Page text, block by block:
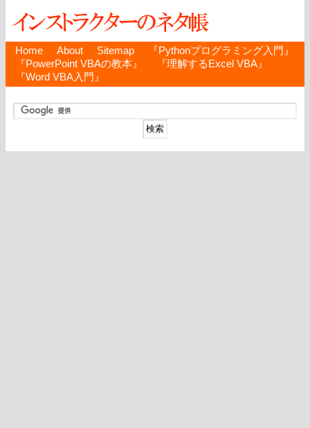
Home About Sitemap
『Pythonプログラミング入門』
『PowerPoint VBAの教本』
『理解するExcel VBA』
『Word VBA入門』